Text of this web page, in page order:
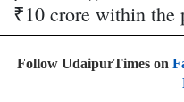
₹10 crore within the
Follow UdaipurTimes on